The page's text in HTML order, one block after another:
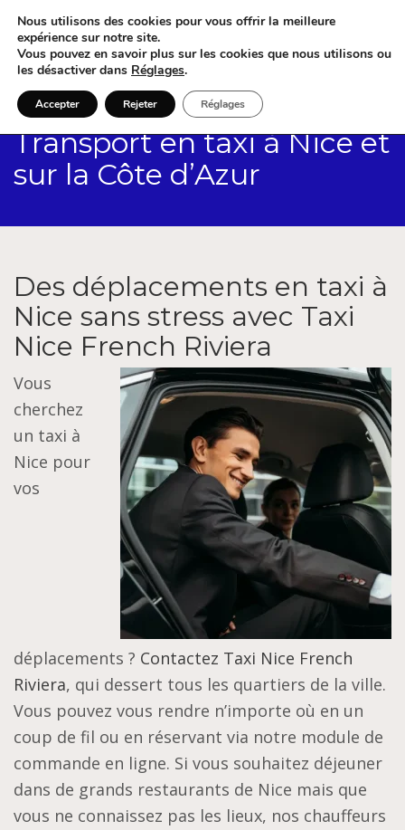
Transport en taxi à Nice et
sur la Côte d’Azur
Des déplacements en taxi à
Nice sans stress avec Taxi
Nice French Riviera
Vous
cherchez
un taxi à
Nice pour
vos
déplacements ? Contactez Taxi Nice French
Riviera, qui dessert tous les quartiers de la ville.
Vous pouvez vous rendre n’importe où en un
coup de fil ou en réservant via notre module de
commande en ligne. Si vous souhaitez déjeuner
dans de grands restaurants de Nice mais que
vous ne connaissez pas les lieux, nos chauffeurs
Nous utilisons des cookies pour vous offrir la meilleure
expérience sur notre site.
Vous pouvez en savoir plus sur les cookies que nous utilisons ou
les désactiver dans Réglages.
Accepter Rejeter Réglages